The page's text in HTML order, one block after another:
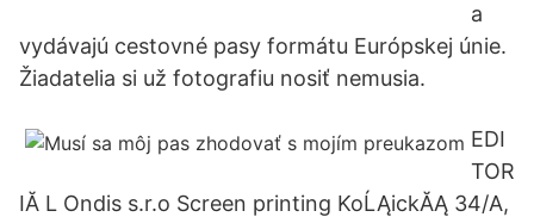
a
vydávajú cestovné pasy formátu Európskej únie.
Žiadatelia si už fotografiu nosiť nemusia.
EDI
TOR
IĂ L Ondis s.r.o Screen printing KoĹĄickĂĄ 34/A,